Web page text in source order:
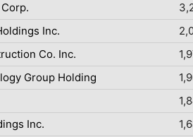
Inc.
Co. Inc.
Group Holding
Inc.